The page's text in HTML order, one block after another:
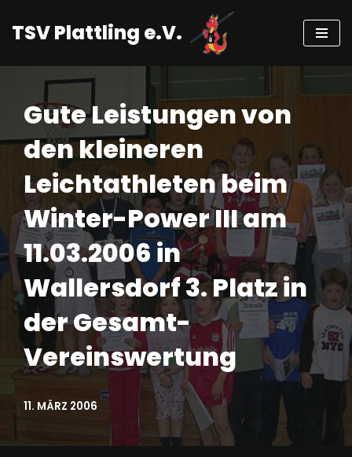
Zum
springen
TSV Plattling e.V.
Gute Leistungen von
den kleineren
Leichtathleten beim
Winter-Power III am
11.03.2006 in
Wallersdorf 3. Platz in
der Gesamt-
Vereinswertung
11. MÄRZ 2006